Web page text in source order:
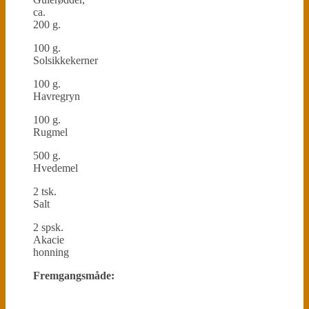
ca.
200 g.
100 g.
Solsikkekerner
100 g.
Havregryn
100 g.
Rugmel
500 g.
Hvedemel
2 tsk.
Salt
2 spsk.
Akacie
honning
Fremgangsmåde: